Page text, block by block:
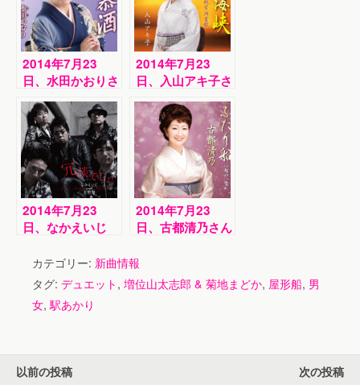
2014年7月23
日、水田かおりさ
んが新曲を発売し
ました！
2014年7月23
日、入山アキ子さ
んが新曲を発売し
ました！
2014年7月23
日、なかえいじ
新曲を発売しまし
た！
2014年7月23
日、古都清乃さん
した！
カテゴリー: 新曲情報
タグ: デュエット, 増位山太志郎 & 菊地まどか, 屋形船, 男
女, 駅あかり
以前の投稿 次の投稿